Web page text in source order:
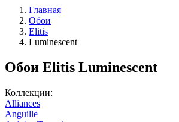
Главная
Обои
Elitis
Luminescent
Обои Elitis Luminescent
Коллекции:
Alliances
Anguille